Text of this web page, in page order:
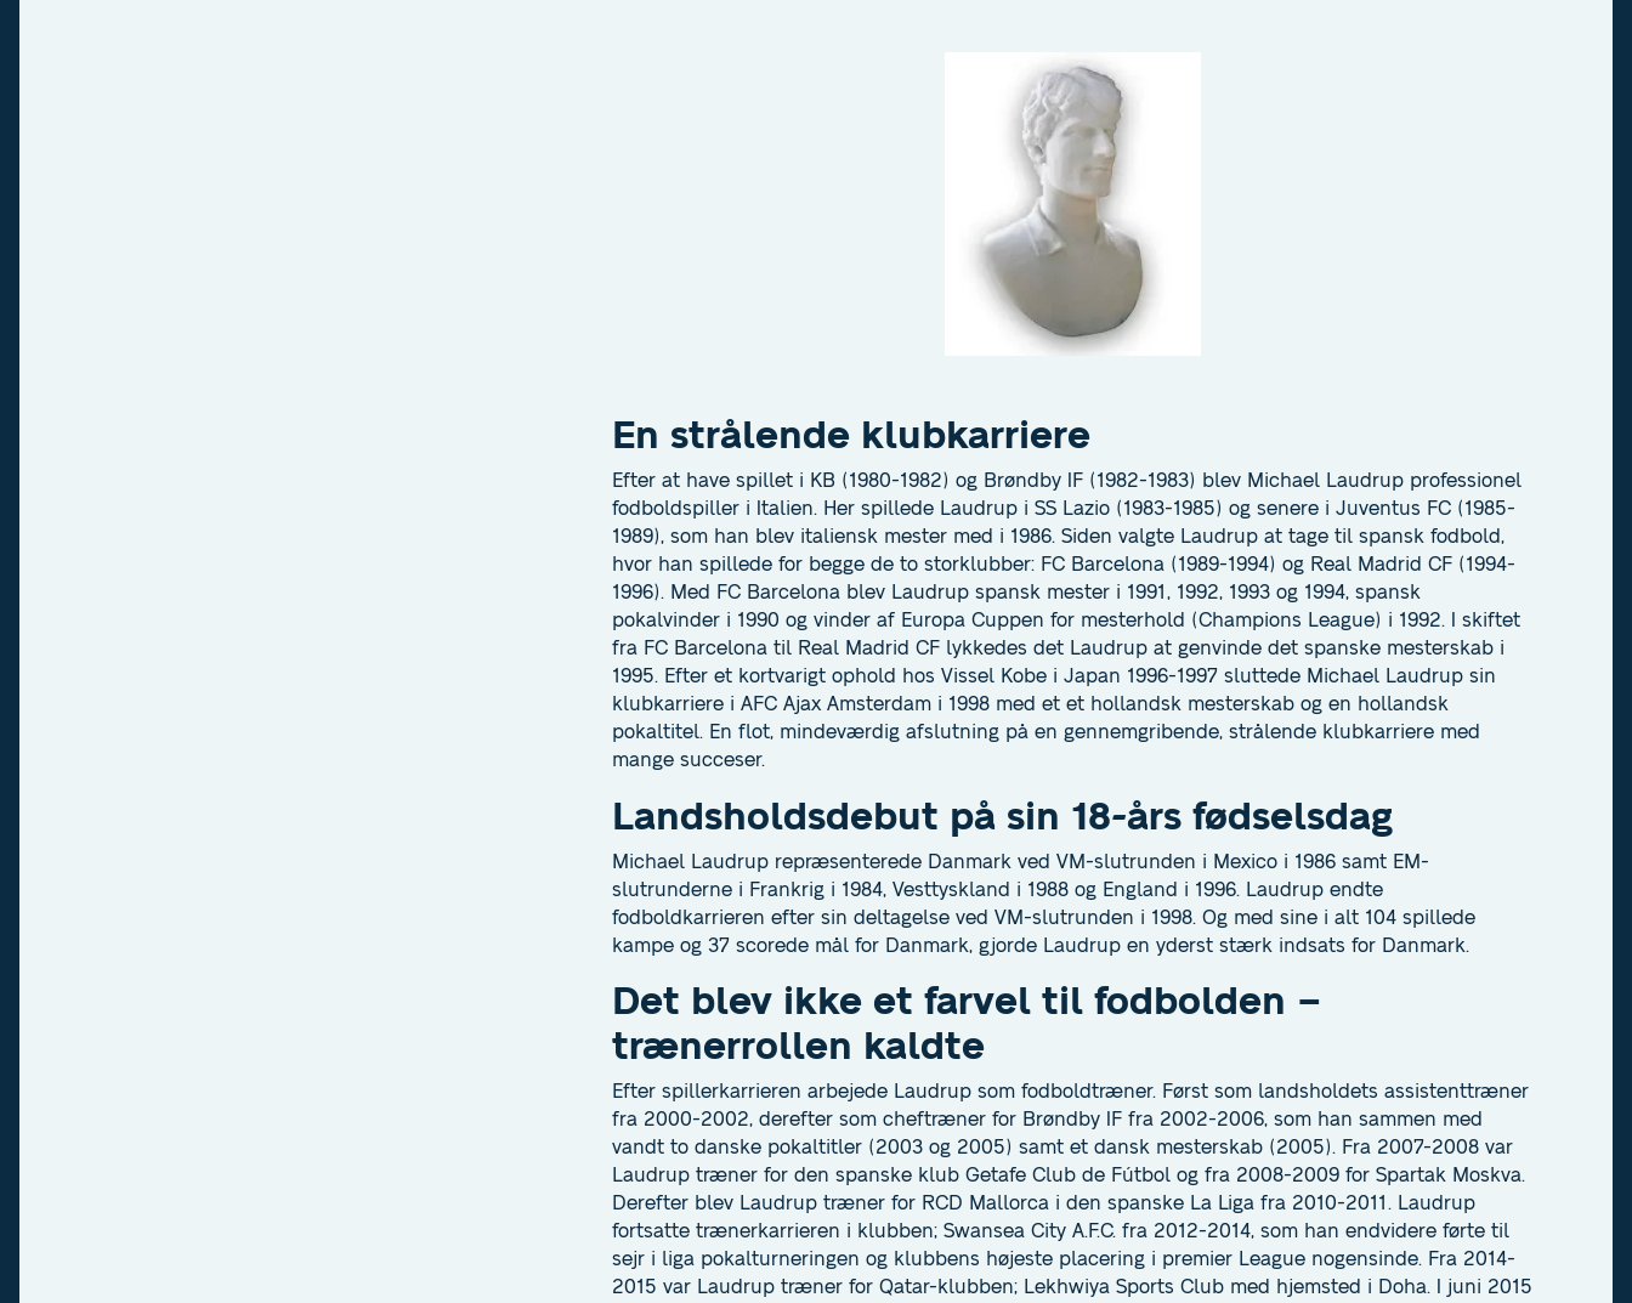
En strålende klubkarriere
Efter at have spillet i KB (1980-1982) og Brøndby IF (1982-1983) blev Michael Laudrup professionel
fodboldspiller i Italien. Her spillede Laudrup i SS Lazio (1983-1985) og senere i Juventus FC (1985-
1989), som han blev italiensk mester med i 1986. Siden valgte Laudrup at tage til spansk fodbold,
hvor han spillede for begge de to storklubber: FC Barcelona (1989-1994) og Real Madrid CF (1994-
1996). Med FC Barcelona blev Laudrup spansk mester i 1991, 1992, 1993 og 1994, spansk
pokalvinder i 1990 og vinder af Europa Cuppen for mesterhold (Champions League) i 1992. I skiftet
fra FC Barcelona til Real Madrid CF lykkedes det Laudrup at genvinde det spanske mesterskab i
1995. Efter et kortvarigt ophold hos Vissel Kobe i Japan 1996-1997 sluttede Michael Laudrup sin
klubkarriere i AFC Ajax Amsterdam i 1998 med et et hollandsk mesterskab og en hollandsk
pokaltitel. En flot, mindeværdig afslutning på en gennemgribende, strålende klubkarriere med
mange succeser.
Landsholdsdebut på sin 18-års fødselsdag
Michael Laudrup repræsenterede Danmark ved VM-slutrunden i Mexico i 1986 samt EM-
slutrunderne i Frankrig i 1984, Vesttyskland i 1988 og England i 1996. Laudrup endte
fodboldkarrieren efter sin deltagelse ved VM-slutrunden i 1998. Og med sine i alt 104 spillede
kampe og 37 scorede mål for Danmark, gjorde Laudrup en yderst stærk indsats for Danmark.
Det blev ikke et farvel til fodbolden –
trænerrollen kaldte
Efter spillerkarrieren arbejede Laudrup som fodboldtræner. Først som landsholdets assistenttræner
fra 2000-2002, derefter som cheftræner for Brøndby IF fra 2002-2006, som han sammen med
vandt to danske pokaltitler (2003 og 2005) samt et dansk mesterskab (2005). Fra 2007-2008 var
Laudrup træner for den spanske klub Getafe Club de Fútbol og fra 2008-2009 for Spartak Moskva.
Derefter blev Laudrup træner for RCD Mallorca i den spanske La Liga fra 2010-2011. Laudrup
fortsatte trænerkarrieren i klubben; Swansea City A.F.C. fra 2012-2014, som han endvidere førte til
sejr i liga pokalturneringen og klubbens højeste placering i premier League nogensinde. Fra 2014-
2015 var Laudrup træner for Qatar-klubben; Lekhwiya Sports Club med hjemsted i Doha. I juni 2015